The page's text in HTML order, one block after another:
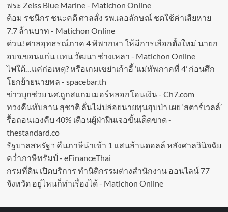
พระ Zeiss Blue Marine - Matichon Online
ต้อม รชนีกร ชนะคดี ศาลสั่ง รพ.เลอลักษณ์ ชดใช้ค่าเสียหาย
7.7 ล้านบาท - Matichon Online
ด่วน! ศาลอุทธรณ์ภาค 4 พิพากษา ให้มีการเลือกตั้งใหม่ นายก
อบจ.ขอนแก่น แทน วัฒนา ช่างเหลา - Matichon Online
ไฟใต้…แค่ก่อเหตุ? หรือเกมเขย่าเก้าอี้ ‘แม่ทัพภาคที่ 4’ ก่อนศึก
โยกย้ายนายพล - spacebar.th
ข่าวบุกช่วย นศ.ถูกสแกมเมอร์หลอกโอนเงิน - Ch7.com
ทวงคืนทับลาน สุชาติ ลั่นไม่ปล่อยนายทุนฮุบป่า เผย ‘สตาร์เวลล์’
รื้อถอนเองคืบ 40% เตือนผู้ฝ่าฝืนเจอขั้นเด็ดขาด -
thestandard.co
รัฐบาลสหรัฐฯ คืนภาษีนำเข้า 1 แสนล้านดอลล์ หลังศาลวินิจฉัย
คว่ำภาษีทรัมป์ - eFinanceThai
กรมที่ดิน เปิดบริการ ทำนิติกรรมต่างสำนักงาน ออนไลน์ 77
จังหวัด อยู่ไหนก็ทำเรื่องได้ - Matichon Online